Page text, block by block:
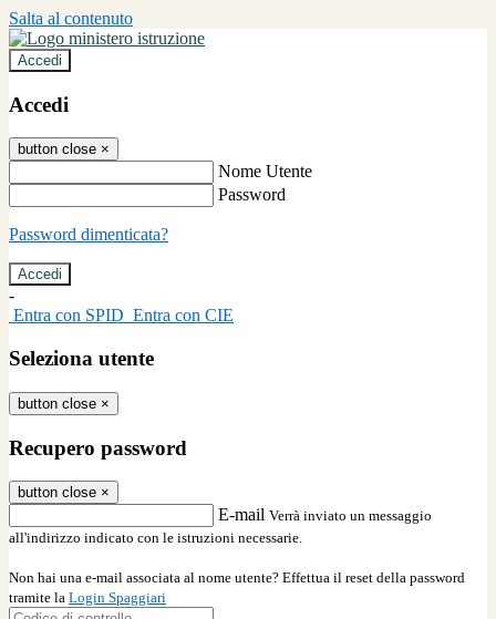
Salta al contenuto
Accedi
Accedi
button close ×
Nome Utente
Password
Password dimenticata?
-
Entra con SPID Entra con CIE
Seleziona utente
button close ×
Recupero password
button close ×
E-mail Verrà inviato un messaggio
all'indirizzo indicato con le istruzioni necessarie.
Non hai una e-mail associata al nome utente? Effettua il reset della password
tramite la Login Spaggiari